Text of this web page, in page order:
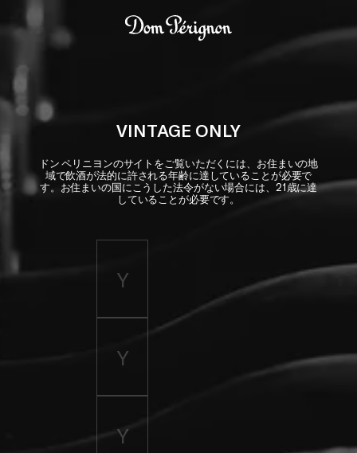
VINTAGE ONLY
ドン ペリニヨンのサイトをご覧いただくには、お住まいの地
域で飲酒が法的に許される年齢に達していることが必要で
す。お住まいの国にこうした法令がない場合には、21歳に達
していることが必要です。